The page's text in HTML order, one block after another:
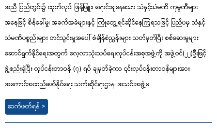
အညီ ပြည်တွင်း၌ ထုတ်လုပ်၊ ဖြန့်ဖြူး၊ ရောင်းချနေသော သံနှင့်သံမဏိ ကုမ္ပဏီများ
အနေဖြင့် စိန်ခေါ်မှု၊ အခက်အခဲများနှင့် ကြုံတွေ့ရင်ဆိုင်နေကြရသဖြင့် ပြည်ပမှ သံနှင့်
သံမဏိပစ္စည်းများ တင်သွင်းမှုအပေါ် စံချိန်စံညွှန်းများ သတ်မှတ်ပြီး စစ်ဆေးမှုများ
ဆောင်ရွက်နိုင်ရေးအတွက် လေ့လာသုံးသပ်ရေးလုပ်ငန်းအစုအဖွဲ့ကို အဖွဲ့ဝင်(၂၂)ဦးဖြင့်
ဖွဲ့စည်းခဲ့ပြီး လုပ်ငန်းတာဝန် (၇) ရပ် ချမှတ်ခဲ့ကာ ၎င်းလုပ်ငန်းတာဝန်များအား
အကောင်အထည်ဖော်နိုင်ရေး သက်ဆိုင်ရာဌာန၊ အသင်းအဖွဲ့မ
ဆက်ဖတ်ရန် >